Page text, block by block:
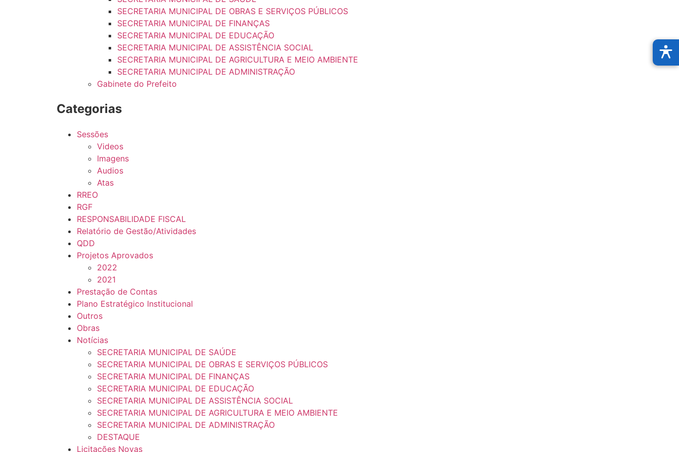
SECRETARIA MUNICIPAL DE OBRAS E SERVIÇOS PÚBLICOS
SECRETARIA MUNICIPAL DE FINANÇAS
SECRETARIA MUNICIPAL DE EDUCAÇÃO
SECRETARIA MUNICIPAL DE ASSISTÊNCIA SOCIAL
SECRETARIA MUNICIPAL DE AGRICULTURA E MEIO AMBIENTE
SECRETARIA MUNICIPAL DE ADMINISTRAÇÃO
Gabinete do Prefeito
Categorias
Sessões
Videos
Imagens
Audios
Atas
RREO
RGF
RESPONSABILIDADE FISCAL
Relatório de Gestão/Atividades
QDD
Projetos Aprovados
2022
2021
Prestação de Contas
Plano Estratégico Institucional
Outros
Obras
Notícias
SECRETARIA MUNICIPAL DE SAÚDE
SECRETARIA MUNICIPAL DE OBRAS E SERVIÇOS PÚBLICOS
SECRETARIA MUNICIPAL DE FINANÇAS
SECRETARIA MUNICIPAL DE EDUCAÇÃO
SECRETARIA MUNICIPAL DE ASSISTÊNCIA SOCIAL
SECRETARIA MUNICIPAL DE AGRICULTURA E MEIO AMBIENTE
SECRETARIA MUNICIPAL DE ADMINISTRAÇÃO
DESTAQUE
Licitações Novas